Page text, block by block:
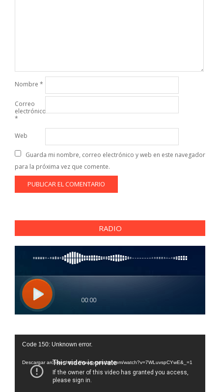
Nombre *
Correo
electrónico
*
Web
Guarda mi nombre, correo electrónico y web en este navegador
para la próxima vez que comente.
RADIO
Reproductor
vídeo
Code 150: Unknown error.
Descargar archivo: https://www.youtube.com/watch?v=7WLuvspCYwE&_=1